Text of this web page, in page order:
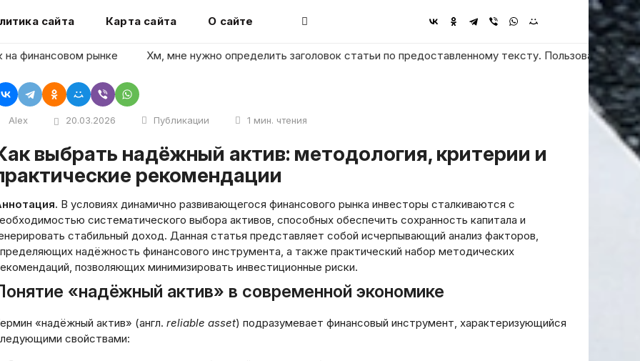
сайта Карта сайта О сайте
рынке Хм, мне нужно определить заголовок статьи по предоставленному тексту. Пользователь
Alex 20.03.2026 Публикации 1 мин. чтения
критерии и
рекомендации
В условиях динамично развивающегося финансового рынка инвесторы сталкиваются с
систематического выбора активов, способных обеспечить сохранность капитала и
стабильный доход. Данная статья представляет собой исчерпывающий анализ факторов,
надёжность финансового инструмента, а также практический набор методических
позволяющих минимизировать инвестиционные риски.
«надёжный актив» в современной экономике
«надёжный актив» (англ. reliable asset) подразумевает финансовый инструмент, характеризующийся
свойствами: